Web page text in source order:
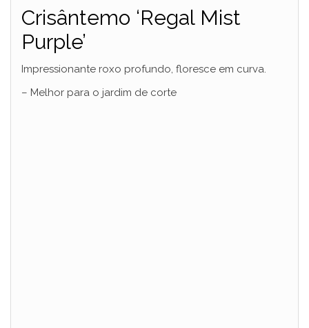
Crisântemo ‘Regal Mist
Purple’
Impressionante roxo profundo, floresce em curva.
– Melhor para o jardim de corte